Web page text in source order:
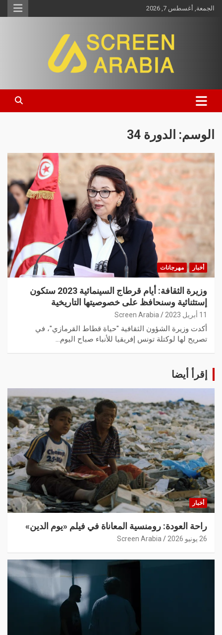
الجمعة, أغسطس 7, 2026
Screen Arabia
الوسم: الدورة 34
أخبار مهرجانات
وزيرة الثقافة: أيام قرطاج السينمائية 2023 ستكون
إستثنائية وسنحافظ على خصوصيتها التاريخية
11 أبريل 2023 Screen Arabia
أكدت وزيرة الشؤون الثقافية "حياة قطاط القرمازي"، في
تصريح لها لوكتلة تونس إفريقيا للأنباء صباح اليوم…
إقرأ أيضا
أخبار
راحة العودة: رومنسية المعاناة في فيلم «يوم الدين»
26 يونيو 2026 Screen Arabia